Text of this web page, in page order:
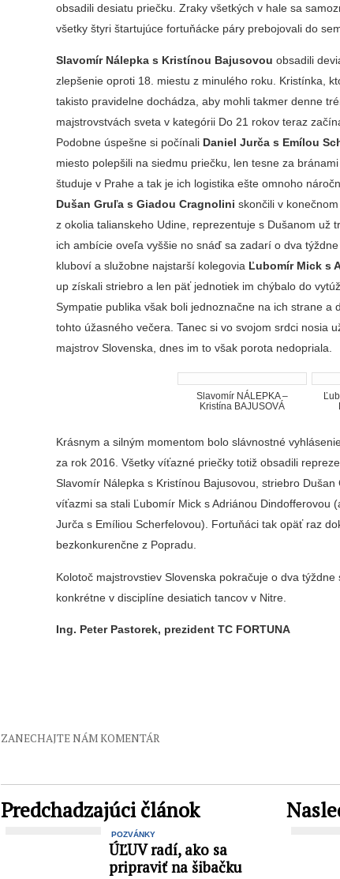
obsadili desiatu priečku. Zraky všetkých v hale sa
všetky štyri štartujúce fortuňácke páry prebojovali do
Slavomír Nálepka s Kristínou Bajusovou obsadili
zlepšenie oproti 18. miestu z minulého roku. Kristínka,
takisto pravidelne dochádza, aby mohli takmer denne
majstrovstvách sveta v kategórii Do 21 rokov teraz
Podobne úspešne si počínali Daniel Jurča s Emílou
miesto polepšili na siedmu priečku, len tesne za
študuje v Prahe a tak je ich logistika ešte omnoho
Dušan Gruľa s Giadou Cragnolini skončili v
z okolia talianskeho Udine, reprezentuje s Dušanom už
ich ambície oveľa vyššie no snáď sa zadarí o dva
kluboví a služobne najstarší kolegovia Ľubomír Mick s
up získali striebro a len päť jednotiek im chýbalo do
Sympatie publika však boli jednoznačne na ich strane a
tohto úžasného večera. Tanec si vo svojom srdci nosia
majstrov Slovenska, dnes im to však porota nedopriala.
Slavomír NÁLEPKA –
Kristína BAJUSOVÁ
Krásnym a silným momentom bolo slávnostné
za rok 2016. Všetky víťazné priečky totiž obsadili
Slavomír Nálepka s Kristínou Bajusovou, striebro
víťazmi sa stali Ľubomír Mick s Adriánou Dindofferovou
Jurča s Emíliou Scherfelovou). Fortuňáci tak opäť raz
bezkonkurenčne z Popradu.
Kolotoč majstrovstiev Slovenska pokračuje o dva
konkrétne v disciplíne desiatich tancov v Nitre.
Ing. Peter Pastorek, prezident TC FORTUNA
ZANECHAJTE NÁM KOMENTÁR
Predchadzajúci článok
POZVÁNKY
ÚĽUV radí, ako sa
pripraviť na šibačku